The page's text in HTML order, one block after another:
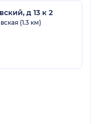
д 13 к 2
(1.3 км)